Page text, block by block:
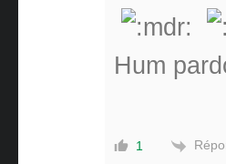
Hum
1